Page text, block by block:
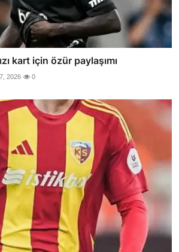
kart için özür paylaşımı
2026 0